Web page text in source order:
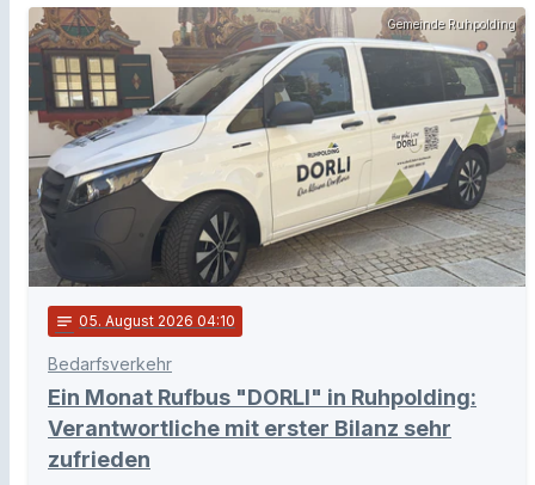
Gemeinde Ruhpolding
notes 05. August 2026 04:10
Bedarfsverkehr
Ein Monat Rufbus "DORLI" in Ruhpolding:
Verantwortliche mit erster Bilanz sehr
zufrieden